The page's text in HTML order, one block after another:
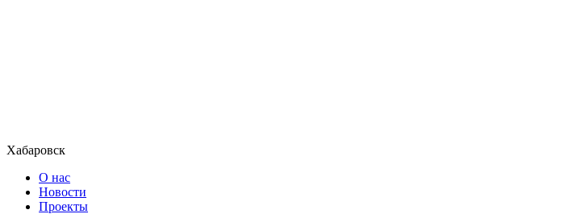
Хабаровск
О нас
Новости
Проекты